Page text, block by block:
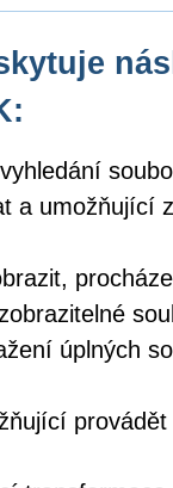
a umožňující
úplných